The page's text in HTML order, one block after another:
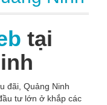
tại
đãi, Quảng Ninh
tư lớn ở khắp các